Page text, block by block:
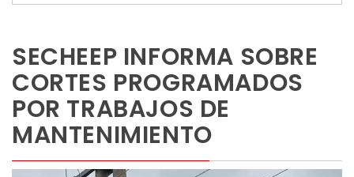
SECHEEP INFORMA SOBRE
CORTES PROGRAMADOS
POR TRABAJOS DE
MANTENIMIENTO